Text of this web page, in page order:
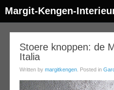
Margit-Kengen-
Stoere knoppen: de
Italia
Written by margitkengen . Posted in